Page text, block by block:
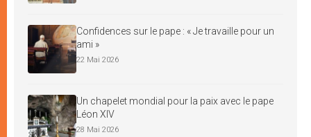
Confidences sur le pape : « Je travaille pour un
ami »
22 Mai 2026
Un chapelet mondial pour la paix avec le pape
Léon XIV
28 Mai 2026